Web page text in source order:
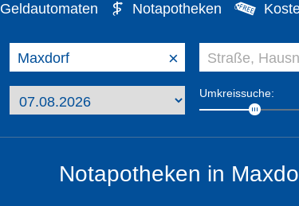
Geldautomaten Notapotheken
×
Umkreissuche:
Notapotheken in